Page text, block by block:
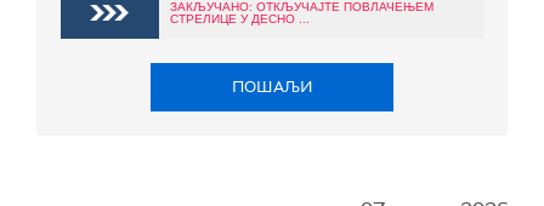
ЗАКЉУЧАНО: ОТКЉУЧАЈТЕ ПОВЛАЧЕЊЕМ
СТРЕЛИЦЕ У ДЕСНО ...
ПОШАЉИ